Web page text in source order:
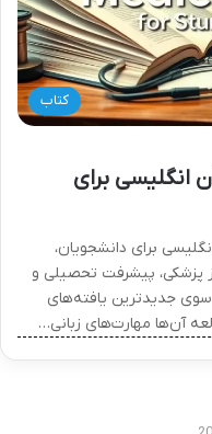
کتاب
انگلیسی برای
برای دانشجویان،
پیشرفت تحصیلی و
جدیدترین یافته‌های
آن‌ها مهارت‌های زبانی…